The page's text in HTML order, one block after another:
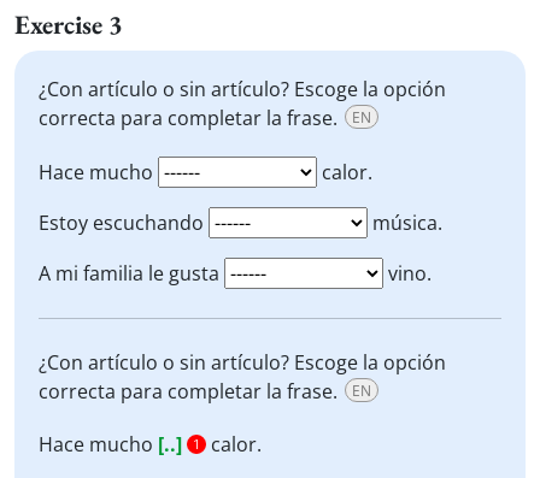
Exercise 3
¿Con artículo o sin artículo? Escoge la opción
correcta para completar la frase.
EN
Hace mucho
calor.
Estoy escuchando
música.
A mi familia le gusta
vino.
¿Con artículo o sin artículo? Escoge la opción
correcta para completar la frase.
EN
Hace mucho [..] 1
calor.